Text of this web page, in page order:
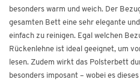
besonders warm und weich. Der
gesamten Bett eine sehr elegante
einfach zu reinigen. Egal welchen
Rückenlehne ist ideal geeignet, um
lesen. Zudem wirkt das Polsterbett
besonders imposant – wobei es